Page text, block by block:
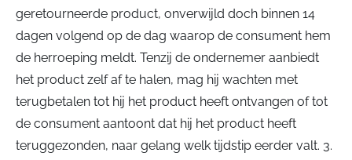
geretourneerde product, onverwijld doch binnen 14
dagen volgend op de dag waarop de consument hem
de herroeping meldt. Tenzij de ondernemer aanbiedt
het product zelf af te halen, mag hij wachten met
terugbetalen tot hij het product heeft ontvangen of tot
de consument aantoont dat hij het product heeft
teruggezonden, naar gelang welk tijdstip eerder valt. 3.